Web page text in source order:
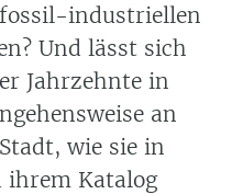
industriellen
Und lässt sich
Jahrzehnte in
an
wie sie in
ihrem Katalog